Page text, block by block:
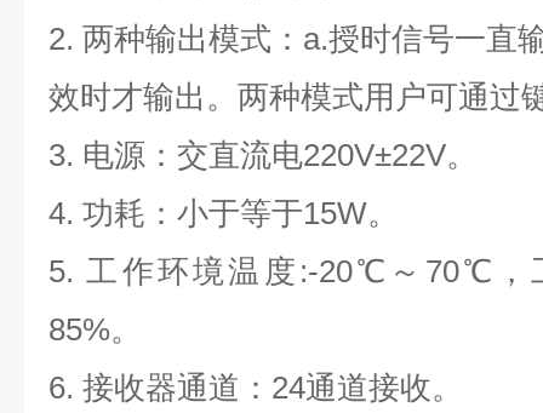
2. 两种输出模式：a.授时信号一直
效时才输出。两种模式用户可通过
3. 电源：交直流电220V±22V。
4. 功耗：小于等于15W。
5.工作环境温度:-20℃～70℃，
85%。
6. 接收器通道：24通道接收。